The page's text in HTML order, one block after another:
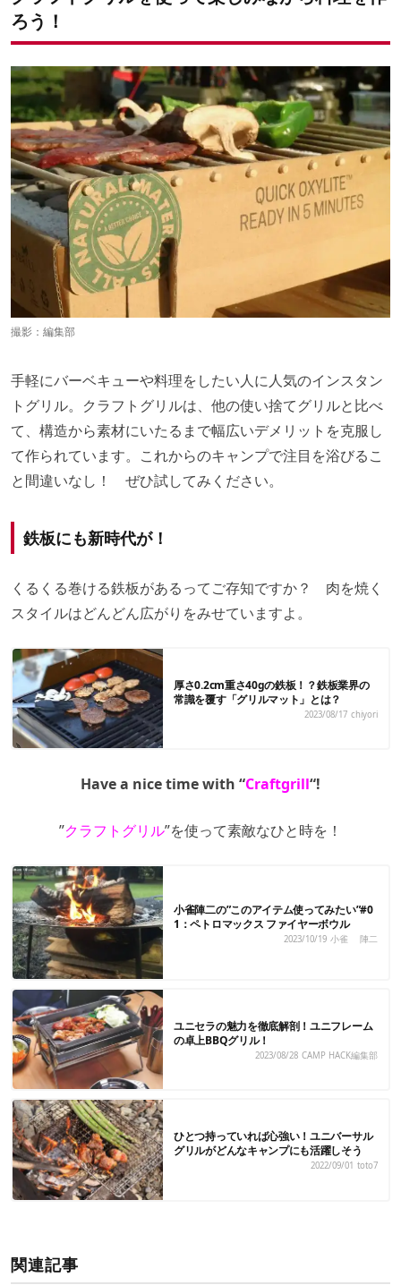
ろう！
撮影：編集部
手軽にバーベキューや料理をしたい人に人気のインスタン
トグリル。クラフトグリルは、他の使い捨てグリルと比べ
て、構造から素材にいたるまで幅広いデメリットを克服し
て作られています。これからのキャンプで注目を浴びるこ
と間違いなし！ ぜひ試してみください。
鉄板にも新時代が！
くるくる巻ける鉄板があるってご存知ですか？ 肉を焼く
スタイルはどんどん広がりをみせていますよ。
厚さ0.2cm重さ40gの鉄板！？鉄板業界の
常識を覆す「グリルマット」とは？
2023/08/17 chiyori
Have a nice time with “Craftgrill“!
”クラフトグリル”を使って素敵なひと時を！
小雀陣二の”このアイテム使ってみたい”#0
1：ペトロマックス ファイヤーボウル
2023/10/19 小雀 陣二
ユニセラの魅力を徹底解剖！ユニフレーム
の卓上BBQグリル！
2023/08/28 CAMP HACK編集部
ひとつ持っていれば心強い！ユニバーサル
グリルがどんなキャンプにも活躍しそう
2022/09/01 toto7
関連記事